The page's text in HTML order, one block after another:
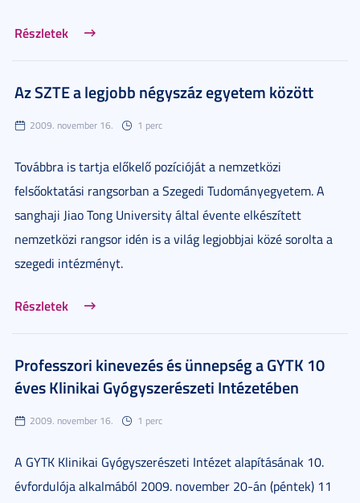
Részletek
Az SZTE a legjobb négyszáz egyetem között
2009. november 16. 1 perc
Továbbra is tartja előkelő pozícióját a nemzetközi
felsőoktatási rangsorban a Szegedi Tudományegyetem. A
sanghaji Jiao Tong University által évente elkészített
nemzetközi rangsor idén is a világ legjobbjai közé sorolta a
szegedi intézményt.
Részletek
Professzori kinevezés és ünnepség a GYTK 10
éves Klinikai Gyógyszerészeti Intézetében
2009. november 16. 1 perc
A GYTK Klinikai Gyógyszerészeti Intézet alapításának 10.
évfordulója alkalmából 2009. november 20-án (péntek) 11